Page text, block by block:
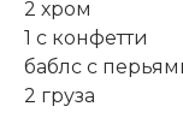
2 хром
1 с конфетти
баблс с
2 груза